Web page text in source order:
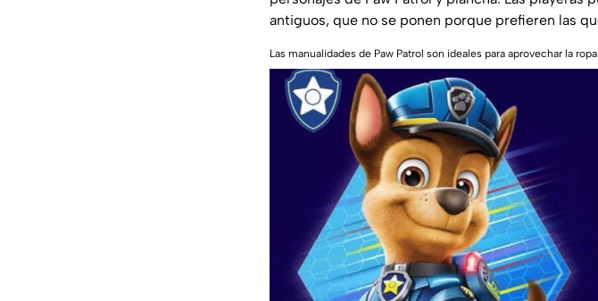
antiguos, que no se ponen porque prefieren las
Las manualidades de Paw Patrol son ideales para aprovechar la